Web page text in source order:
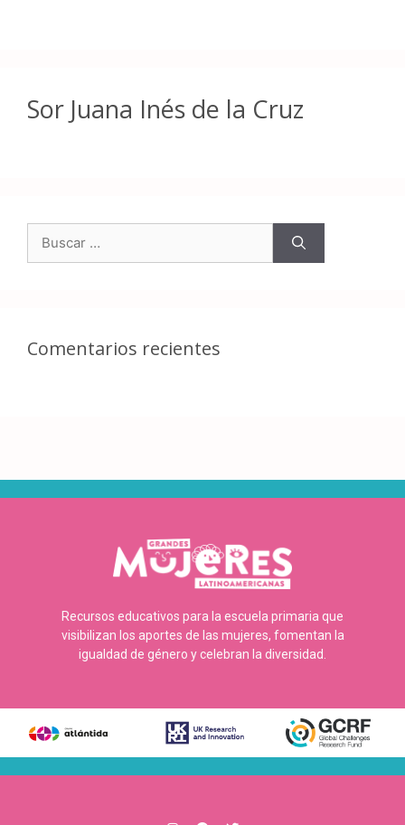
Sor Juana Inés de la Cruz
Comentarios recientes
Recursos educativos para la escuela primaria que
visibilizan los aportes de las mujeres, fomentan la
igualdad de género y celebran la diversidad.